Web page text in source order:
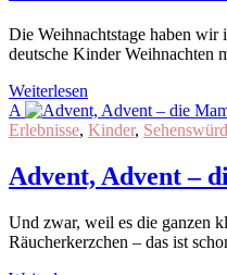
Die Weihnachtstage haben wir
deutsche Kinder Weihnachten
Weiterlesen
A
Erlebnisse, Kinder,
Advent, Advent –
Und zwar, weil es die ganzen
Räucherkerzchen – das ist